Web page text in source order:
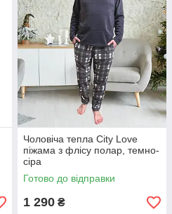
Чоловіча тепла City Love
піжама з флісу полар, темно-
сіра
Готово до відправки
1 290 ₴